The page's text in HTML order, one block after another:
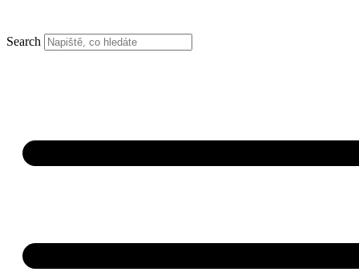
Search